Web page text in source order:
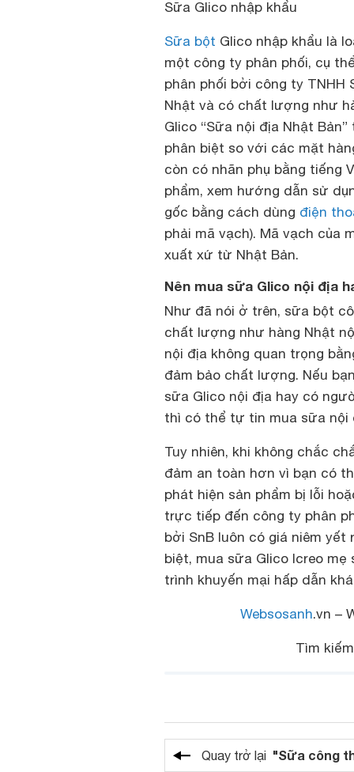
Sữa Glico nhập khẩu
Sữa bột Glico nhập khẩu là
một công ty phân phối, cụ
phân phối bởi công ty TNHH
Nhật và có chất lượng như
Glico “Sữa nội địa Nhật
phân biệt so với các mặt
còn có nhãn phụ bằng tiếng
phẩm, xem hướng dẫn sử
gốc bằng cách dùng điện
phải mã vạch). Mã vạch của
xuất xứ từ Nhật Bản.
Nên mua sữa Glico nội địa
Như đã nói ở trên, sữa bột
chất lượng như hàng Nhật
nội địa không quan trọng
đảm bảo chất lượng. Nếu
sữa Glico nội địa hay có
thì có thể tự tin mua sữa nội
Tuy nhiên, khi không chắc
đảm an toàn hơn vì bạn có
phát hiện sản phẩm bị lỗi
trực tiếp đến công ty phân
bởi SnB luôn có giá niêm
biệt, mua sữa Glico Icreo
trình khuyến mại hấp dẫn
Websosanh.vn –
Tìm
Quay trở lại "Sữa công